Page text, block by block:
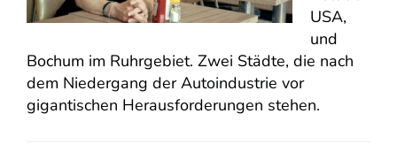
USA,
und
Bochum im Ruhrgebiet. Zwei Städte, die nach
dem Niedergang der Autoindustrie vor
gigantischen Herausforderungen stehen.